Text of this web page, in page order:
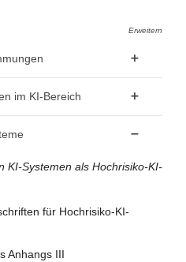
Erweitern
im KI-Bereich
KI-Systemen als Hochrisiko-KI-
für Hochrisiko-KI-
Anhangs III